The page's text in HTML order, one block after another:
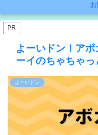
PR
よーいドン！ア
ーイのちゃちゃっ
よーいドン